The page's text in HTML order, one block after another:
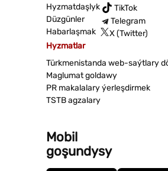
Hyzmatdaşlyk
Düzgünler
Habarlaşmak
TikTok
Telegram
X (Twitter)
Hyzmatlar
Türkmenistanda web-saýtlary
Maglumat goldawy
PR makalalary ýerleşdirmek
TSTB agzalary
Mobil
goşundysy